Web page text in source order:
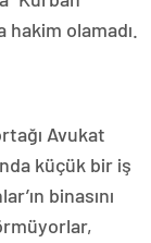
olamadı.
Avukat
küçük bir iş
binasını